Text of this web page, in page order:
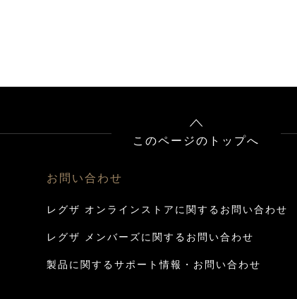
このページのトップへ
お問い合わせ
レグザ オンラインストアに関するお問い合わせ
レグザ メンバーズに関するお問い合わせ
製品に関するサポート情報・お問い合わせ